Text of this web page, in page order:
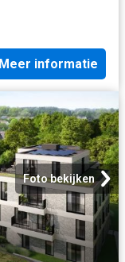
Meer informatie
Foto bekijken